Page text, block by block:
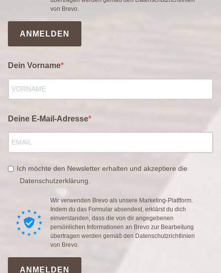
von Brevo.
ANMELDEN
Dein Vorname
Deine E-Mail-Adresse
Ich möchte den Newsletter erhalten und akzeptiere die
Datenschutzerklärung.
Wir verwenden Brevo als unsere Marketing-Plattform.
Indem du das Formular absendest, erklärst du dich
einverstanden, dass die von dir angegebenen
persönlichen Informationen an Brevo zur Bearbeitung
übertragen werden gemäß den Datenschutzrichtlinien
von Brevo.
ANMELDEN